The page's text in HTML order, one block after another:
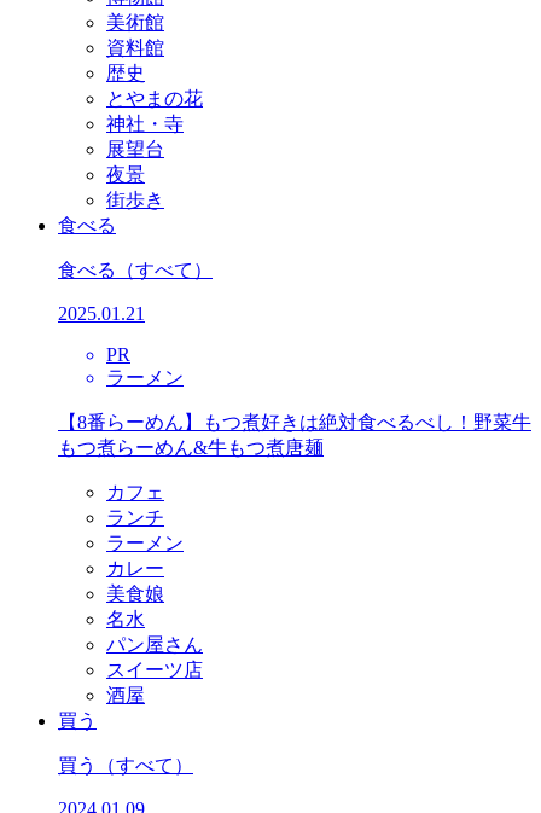
美術館
資料館
歴史
とやまの花
神社・寺
展望台
夜景
街歩き
食べる
食べる （すべて）
2025.01.21
PR
ラーメン
【8番らーめん】もつ煮好きは絶対食べるべし！野菜牛
もつ煮らーめん&牛もつ煮唐麺
カフェ
ランチ
ラーメン
カレー
美食娘
名水
パン屋さん
スイーツ店
酒屋
買う
買う （すべて）
2024.01.09